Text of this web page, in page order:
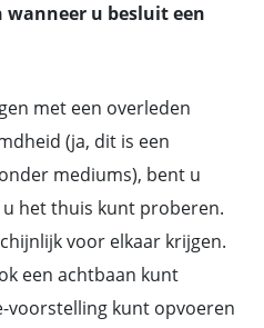
wanneer u besluit een
met een overleden
(ja, dit is een
mediums), bent u
het thuis kunt proberen.
voor elkaar krijgen.
een achtbaan kunt
voorstelling kunt opvoeren